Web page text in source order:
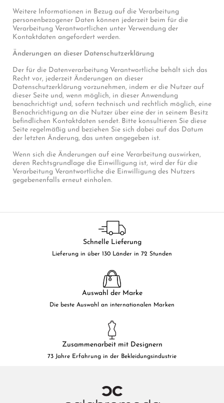
Weitere Informationen in Bezug auf die Verarbeitung
personenbezogener Daten können jederzeit beim für die
Verarbeitung Verantwortlichen unter Verwendung der
Kontaktdaten angefordert werden.
Änderungen an dieser Datenschutzerklärung
Der für die Datenverarbeitung Verantwortliche behält sich das
Recht vor, jederzeit Änderungen an dieser
Datenschutzerklärung vorzunehmen, indem er die Nutzer auf
dieser Seite und, wenn möglich, in dieser Anwendung
benachrichtigt und, sofern technisch und rechtlich möglich, eine
Benachrichtigung an die Nutzer über eine der in seinem Besitz
befindlichen Kontaktdaten sendet. Bitte konsultieren Sie diese
Seite regelmäßig und beziehen Sie sich dabei auf das Datum
der letzten Änderung, das unten angegeben ist.
Wenn sich die Änderungen auf eine Verarbeitung auswirken,
deren Rechtsgrundlage die Einwilligung ist, wird der für die
Verarbeitung Verantwortliche die Einwilligung des Nutzers
gegebenenfalls erneut einholen.
Schnelle Lieferung
Lieferung in über 130 Länder in 72 Stunden
Auswahl der Marke
Die beste Auswahl an internationalen Marken
Zusammenarbeit mit Designern
73 Jahre Erfahrung in der Bekleidungsindustrie